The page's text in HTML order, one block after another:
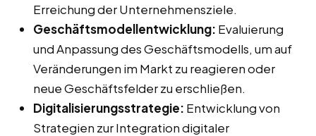
Erreichung der Unternehmensziele.
Geschäftsmodellentwicklung: Evaluierung
und Anpassung des Geschäftsmodells, um auf
Veränderungen im Markt zu reagieren oder
neue Geschäftsfelder zu erschließen.
Digitalisierungsstrategie: Entwicklung von
Strategien zur Integration digitaler